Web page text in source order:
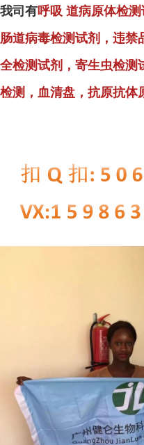
我司有呼吸 道病原体检测
肠道病毒检测试剂，违禁
全检测试剂，寄生虫检测
检测，血清盘，抗原抗